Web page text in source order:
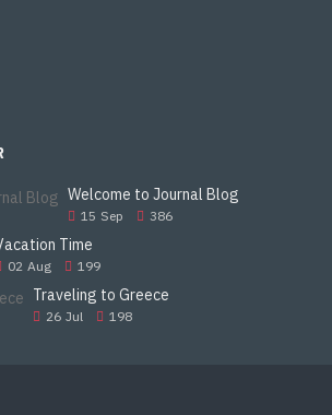
Welcome to Journal Blog
15 Sep 386
Time
02 Aug 199
Traveling to Greece
26 Jul 198